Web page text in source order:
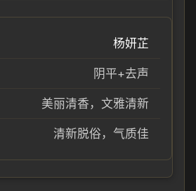
杨妍芷
阴平+去声
美丽清香，文雅清新
清新脱俗，气质佳